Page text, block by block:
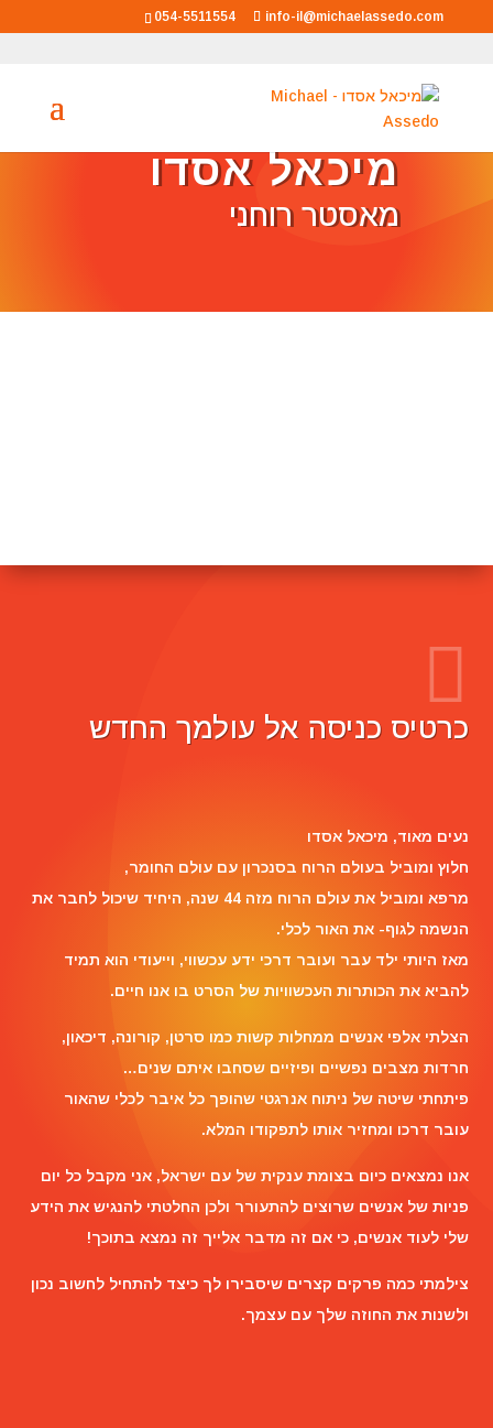
054-5511554 info-il@michaelassedo.com
מיכאל אסדו
מאסטר רוחני
כרטיס כניסה אל עולמך החדש
נעים מאוד, ‏מיכאל אסדו
חלוץ ומוביל בעולם הרוח בסנכרון עם עולם החומר,
מרפא ומוביל את עולם הרוח מזה 44 שנה, היחיד שיכול לחבר את
הנשמה לגוף- את האור לכלי.
מאז היותי ילד עבר ועובר דרכי ידע עכשווי, וייעודי הוא תמיד
להביא את הכותרות העכשוויות של הסרט בו אנו חיים.
הצלתי אלפי אנשים ממחלות קשות כמו סרטן, קורונה, דיכאון,
חרדות מצבים נפשיים ופיזיים שסחבו איתם שנים…
פיתחתי שיטה של ניתוח אנרגטי שהופך כל איבר לכלי שהאור
עובר דרכו ומחזיר אותו לתפקודו המלא.
אנו נמצאים כיום בצומת ענקית של עם ישראל, אני מקבל כל יום
פניות של אנשים שרוצים להתעורר ולכן החלטתי להנגיש את הידע
שלי לעוד אנשים, כי אם זה מדבר אלייך זה נמצא בתוכך!
צילמתי כמה פרקים קצרים שיסבירו לך כיצד להתחיל לחשוב נכון
ולשנות את החוזה שלך עם עצמך.